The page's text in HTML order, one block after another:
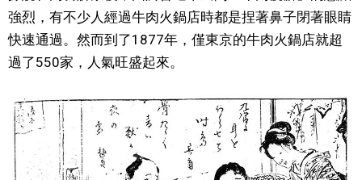
強烈，有不少人經過牛肉火鍋店時都是捏著鼻子閉著眼睛
快速通過。然而到了1877年，僅東京的牛肉火鍋店就超
過了550家，人氣旺盛起來。